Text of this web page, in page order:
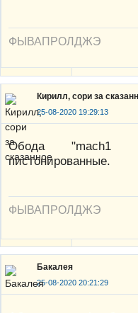
ФЫВАПРОЛДЖЭ
Кирилл, сори за
25-08-2020 19:29:13
Обода "mach1
пистонированные.
ФЫВАПРОЛДЖЭ
Бакалея
25-08-2020 20:21:29